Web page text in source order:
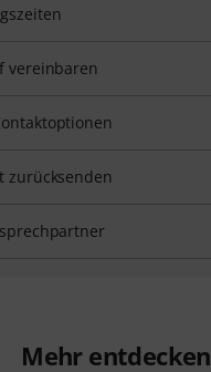
vereinbaren
zurücksenden
Mehr entdecken